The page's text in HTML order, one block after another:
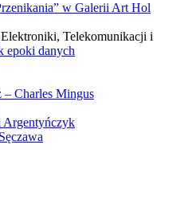
w Galerii Art Hol
Telekomunikacji i
epoki danych
– Charles Mingus
Argentyńczyk